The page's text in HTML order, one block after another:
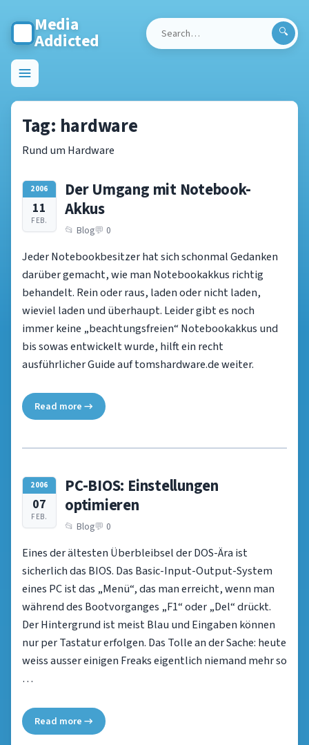
Media
Addicted
Search
Toggle
menu
Tag: hardware
Rund um Hardware
2006
11
FEB.
Der Umgang mit Notebook-
Akkus
Blog 0
Jeder Notebookbesitzer hat sich schonmal Gedanken
darüber gemacht, wie man Notebookakkus richtig
behandelt. Rein oder raus, laden oder nicht laden,
wieviel laden und überhaupt. Leider gibt es noch
immer keine „beachtungsfreien“ Notebookakkus und
bis sowas entwickelt wurde, hilft ein recht
ausführlicher Guide auf tomshardware.de weiter.
Read more →
2006
07
FEB.
PC-BIOS: Einstellungen
optimieren
Blog 0
Eines der ältesten Überbleibsel der DOS-Ära ist
sicherlich das BIOS. Das Basic-Input-Output-System
eines PC ist das „Menü“, das man erreicht, wenn man
während des Bootvorganges „F1“ oder „Del“ drückt.
Der Hintergrund ist meist Blau und Eingaben können
nur per Tastatur erfolgen. Das Tolle an der Sache: heute
weiss ausser einigen Freaks eigentlich niemand mehr so
…
Read more →